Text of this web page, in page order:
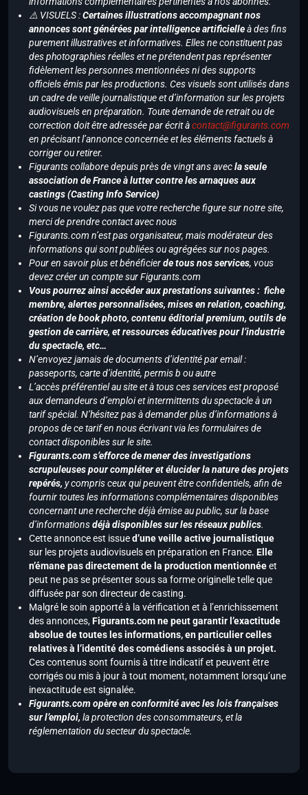
⚠️ VISUELS :Certaines illustrations accompagnant nos
annonces sont générées par intelligence artificielleà des fins
purement illustratives et informatives. Elles ne constituent pas
des photographies réelles et ne prétendent pas représenter
fidèlement les personnes mentionnées ni des supports
officiels émis par les productions. Ces visuels sont utilisés dans
un cadre de veille journalistique et d’information sur les projets
audiovisuels en préparation. Toute demande de retrait ou de
correction doit être adressée par écrit àcontact@figurants.com
en précisant l’annonce concernée et les éléments factuels à
corriger ou retirer.
Figurants collabore depuis près de vingt ans avecla seule
association de France à lutter contre les arnaques aux
castings (Casting Info Service)
Si vous ne voulez pas que votre recherche figure sur notre site,
merci de prendre contact avec nous
Figurants.com n’est pas organisateur, mais modérateur des
informations qui sont publiées ou agrégées sur nos pages.
Pour en savoir plus et bénéficierde tous nos services, vous
devez créer un compte sur Figurants.com
Vous pourrez ainsi accéder aux prestations suivantes : fiche
membre, alertes personnalisées, mises en relation, coaching,
création de book photo, contenu éditorial premium, outils de
gestion de carrière, et ressources éducatives pour l’industrie
du spectacle, etc…
N’envoyez jamais de documents d’identité par email :
passeports, carte d’identité, permis b ou autre
L’accès préférentiel au site et à tous ces services est proposé
aux demandeurs d’emploi et intermittents du spectacle à un
tarif spécial. N’hésitez pas à demander plus d’informations à
propos de ce tarif en nous écrivant via les formulaires de
contact disponibles sur le site.
Figurants.com s’efforce de mener des investigations
scrupuleuses pour compléter et élucider la nature des projets
repérés, y compris ceux qui peuvent être confidentiels, afin de
fournir toutes les informations complémentaires disponibles
concernant une recherche déjà émise au public, sur la base
d’informationsdéjà disponibles sur les réseaux publics.
Cette annonce est issued’une veille active journalistique
sur les projets audiovisuels en préparation en France. Elle
n’émane pas directement de la production mentionnéeet
peut ne pas se présenter sous sa forme originelle telle que
diffusée par son directeur de casting.
Malgré le soin apporté à la vérification et à l’enrichissement
des annonces,Figurants.com ne peut garantir l’exactitude
absolue de toutes les informations, en particulier celles
relatives à l’identité des comédiens associés à un projet.
Ces contenus sont fournis à titre indicatif et peuvent être
corrigés ou mis à jour à tout moment, notamment lorsqu’une
inexactitude est signalée.
Figurants.com opère en conformité avec les lois françaises
sur l’emploi, la protection des consommateurs, et la
réglementation du secteur du spectacle.